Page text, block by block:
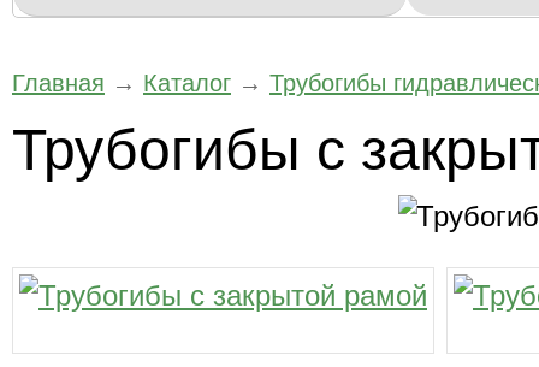
Главная → Каталог → Трубогибы
Трубогибы с